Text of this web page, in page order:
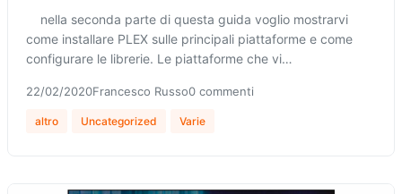
nella seconda parte di questa guida voglio mostrarvi
come installare PLEX sulle principali piattaforme e come
configurare le librerie. Le piattaforme che vi…
22/02/2020Francesco Russo0 commenti
altro Uncategorized Varie